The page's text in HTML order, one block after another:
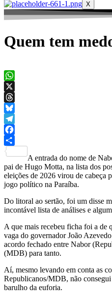
X
Quem tem
WhatsApp
X
Threads
Bluesky
Telegram
Facebook
A entrada do nome de
pai de Hugo Motta, na lista dos
eleições de 2026 virou de cabeça
jogo político na Paraíba.
Do litoral ao sertão, foi um disse
incontável lista de análises e
A que mais recebeu ficha foi a de
vaga do governador João
acordo fechado entre Nabor
(MDB) para tanto.
Aí, mesmo levando em conta as
Republicanos/MDB, não
barulho da euforia.